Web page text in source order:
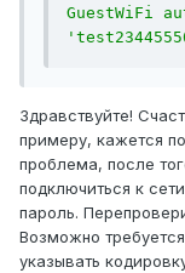
GuestWiFi
Здравствуйте!
примеру, кажется
проблема, после
подключиться к
пароль.
Возможно
указывать